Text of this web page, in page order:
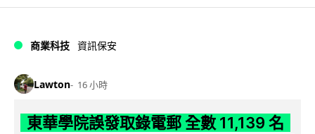
商業科技 資訊保安
Lawton 16 小時
東華學院誤發取錄電郵 全數 11,139 名